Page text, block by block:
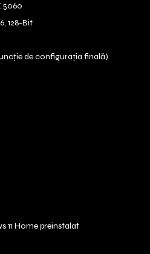
5060
128-Bit
de configurația finală)
11 Home preinstalat